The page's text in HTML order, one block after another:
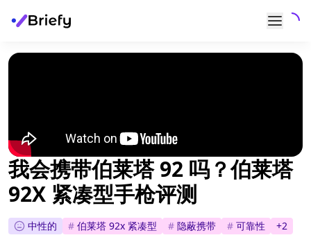
我会携带伯莱塔 92 吗？伯莱塔
92X 紧凑型手枪评测
中性的 # 伯莱塔 92x 紧凑型 # 隐蔽携带 # 可靠性 +2